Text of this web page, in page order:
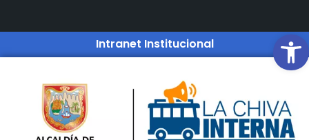
Intranet Institucional